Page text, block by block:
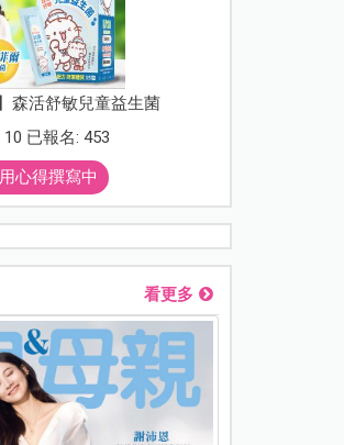
森活舒敏兒童益生菌
10 已報名: 453
心得撰寫中
看更多